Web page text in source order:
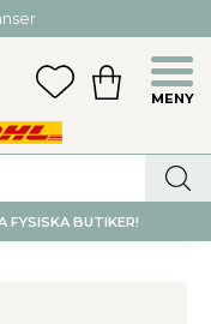
eller Huddinge C
FAVORITER
KUNDVAGN
FYSISKA BUTIKER!